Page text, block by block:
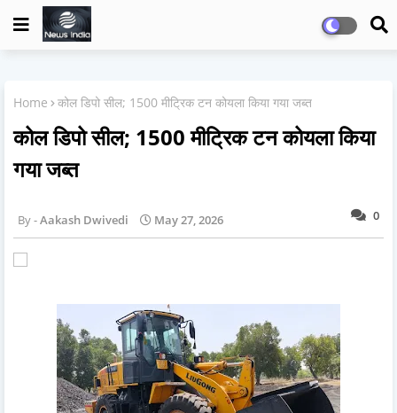
Home कोल डिपो सील; 1500 मीट्रिक टन कोयला किया गया जब्त
कोल डिपो सील; 1500 मीट्रिक टन कोयला किया
गया जब्त
0
Aakash Dwivedi May 27, 2026